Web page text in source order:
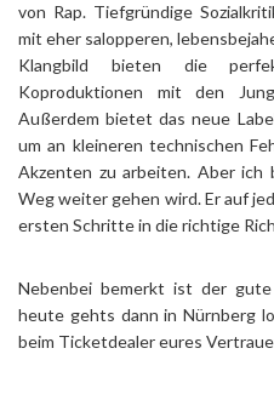
von Rap. Tiefgründige
mit eher salopperen,
Klangbild bieten die
Koproduktionen mit den
Außerdem bietet das neue
um an kleineren technischen
Akzenten zu arbeiten. Aber ich
Weg weiter gehen wird. Er auf
ersten Schritte in die richtige
Nebenbei bemerkt ist der
heute gehts dann in Nürnberg
beim Ticketdealer eures